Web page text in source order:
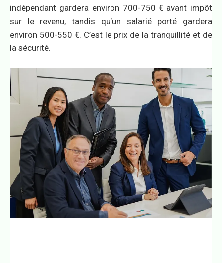
indépendant gardera environ 700-750 € avant impôt
sur le revenu, tandis qu’un salarié porté gardera
environ 500-550 €. C’est le prix de la tranquillité et de
la sécurité.